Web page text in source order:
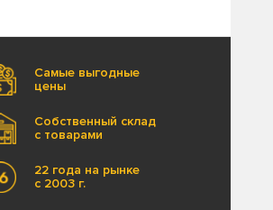
Самые выгодные
цены
Собственный склад
с товарами
22 года на рынке
с 2003 г.